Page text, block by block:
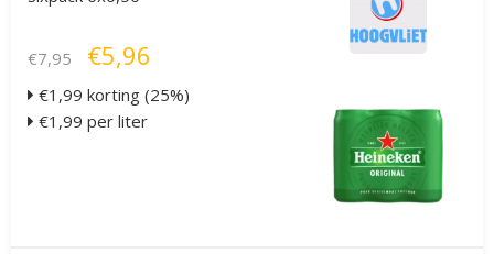
€7,95 €5,96
€1,99 korting (25%)
€1,99 per liter